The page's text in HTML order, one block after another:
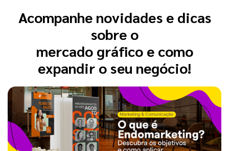
Acompanhe novidades e dicas
sobre o
mercado gráfico e como
expandir o seu negócio!